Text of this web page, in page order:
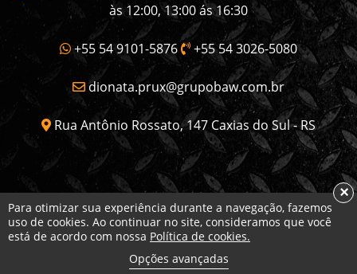
às 12:00, 13:00 ás 16:30
+55 54 9101-5876 +55 54 3026-5080
dionata.prux@grupobaw.com.br
Rua Antônio Rossato, 147 Caxias do Sul - RS
Copyright © 2026 Ferrolan. Todos os direitos
reservados.
Desenvolvido porvirtuos
Para otimizar sua experiência durante a navegação, fazemos
uso de cookies. Ao continuar no site, consideramos que você
está de acordo com nossa Política de cookies.
Opções avançadas
×